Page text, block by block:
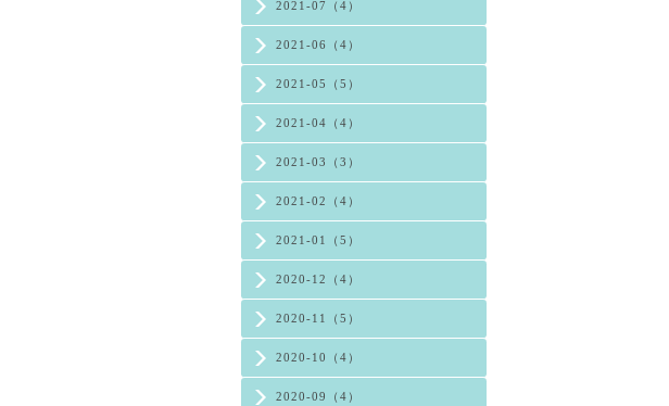
2021-07（4）
2021-06（4）
2021-05（5）
2021-04（4）
2021-03（3）
2021-02（4）
2021-01（5）
2020-12（4）
2020-11（5）
2020-10（4）
2020-09（4）